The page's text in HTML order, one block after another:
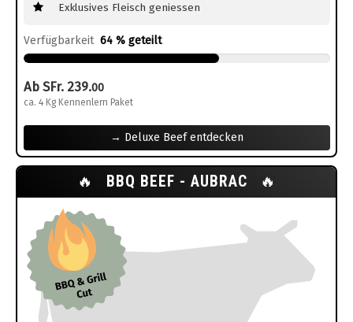
Exklusives Fleisch geniessen
Verfügbarkeit 64 % geteilt
Ab SFr. 239.00
ca. 4 Kg Kennenlern Paket
→ Deluxe Beef entdecken
🔥 BBQ BEEF - AUBRAC 🔥